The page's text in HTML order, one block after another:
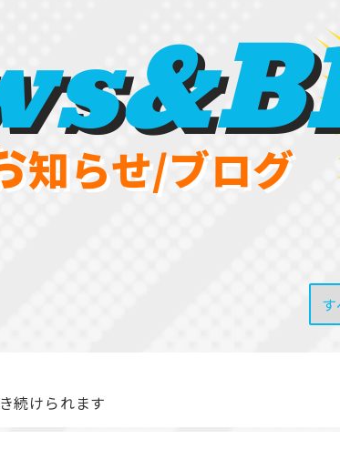
知らせ/ブログ
続けられます